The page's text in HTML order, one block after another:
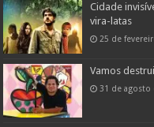
Cidade
vira-latas
25 de
Vamos
31 de agosto